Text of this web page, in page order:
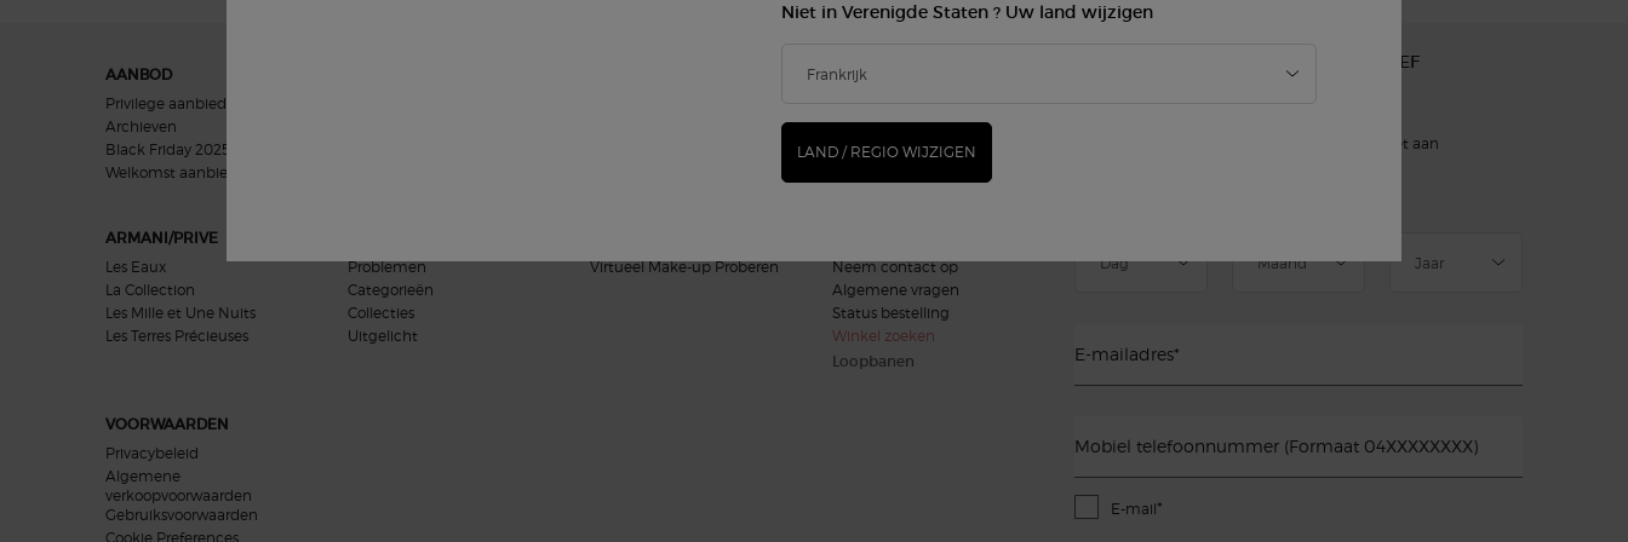
AANBOD
Privilege aanbieding
Archieven
Black Friday 2025
Welkomst aanbieding​
GEUREN
Herengeur
Armani/Privé
ARMANI/PRIVE
Les Eaux
La Collection
Les Mille et Une Nuits
Les Terres Précieuses
Problemen
Categorieën
Collecties
Uitgelicht
Virtueel Make-up Proberen
Neem contact op
Algemene vragen
Status bestelling
Winkel zoeken
Loopbanen
VOORWAARDEN
Privacybeleid
Algemene
verkoopvoorwaarden
Gebruiksvoorwaarden
Cookie Preferences
AANMELDEN VOOR ONZE NIEUWSBRIEF
Geef ik liever niet aan
E-mailadres*
Mobiel telefoonnummer (Formaat 04XXXXXXXX)
E-mail*
Niet in Verenigde Staten ? Uw land wijzigen
LAND / REGIO WIJZIGEN